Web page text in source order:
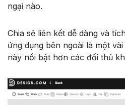
ngại nào.
Chia sẻ liên kết dễ dàng và
ứng dụng bên ngoài là một
này nổi bật hơn các đối thủ